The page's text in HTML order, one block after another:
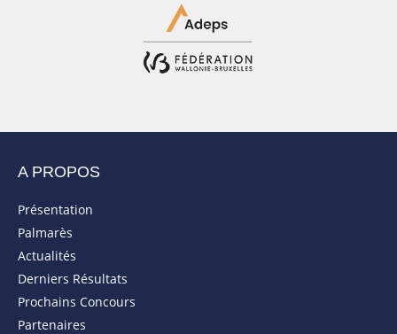
A PROPOS
Présentation
Palmarès
Actualités
Derniers Résultats
Prochains Concours
Partenaires